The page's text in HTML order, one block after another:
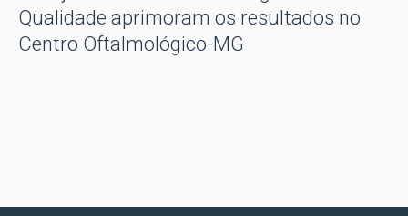
Qualidade aprimoram os resultados no
Centro Oftalmológico-MG